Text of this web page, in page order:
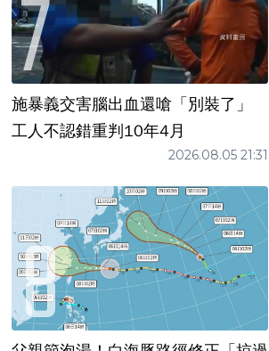
施暴義交害腦出血還嗆「別裝了」
工人不認錯重判10年4月
2026.08.05 21:31